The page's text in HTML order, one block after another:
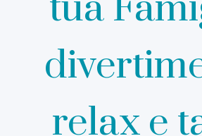
relax e